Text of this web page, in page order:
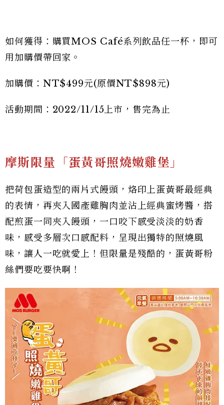
如何獲得：購買MOS Café系列飲品任一杯，即可
用加購價帶回家。
加購價：NT$499元(原價NT$898元)
活動期間：2022/11/15上市，售完為止
摩斯限量「蛋黃哥照燒嫩雞堡」
把荷包蛋造型的兩片式饅頭，烙印上蛋黃哥最經典
的表情，再夾入國產雞胸肉並沾上經典蜜烤醬，搭
配煎蛋一同夾入饅頭，一口咬下感受淡淡的奶香
味，感受多層次口感配料，呈現出獨特的照燒風
味，讓人一吃就愛上！但限量是殘酷的，蛋黃哥粉
絲們要吃要快啊！